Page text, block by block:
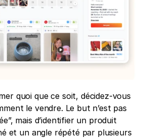
quoi que ce soit, décidez-vous
le vendre. Le but n’est pas
mais d’identifier un produit
et un angle répété par plusieurs